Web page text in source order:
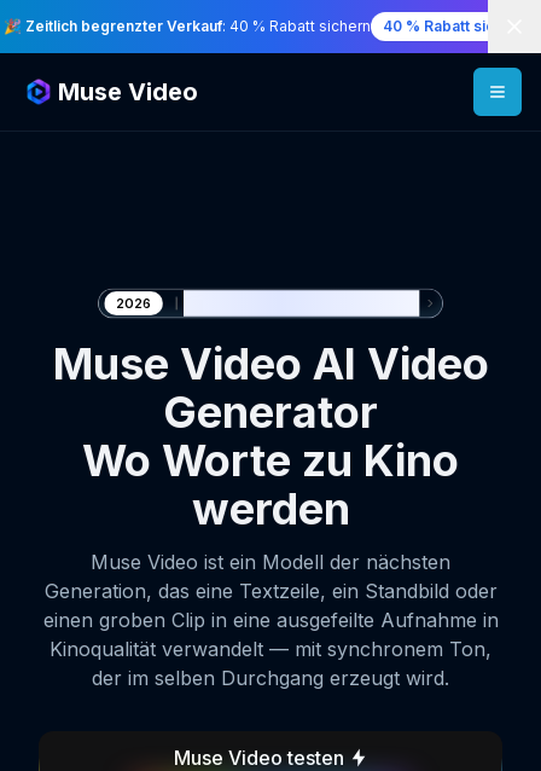
🎉 Zeitlich begrenzter Verkauf: 40 % Rabatt sichern 40 % Rabatt sichern
Muse Video
2026
Muse Video AI Video
Generator
Wo Worte zu Kino
werden
Muse Video ist ein Modell der nächsten
Generation, das eine Textzeile, ein Standbild oder
einen groben Clip in eine ausgefeilte Aufnahme in
Kinoqualität verwandelt — mit synchronem Ton,
der im selben Durchgang erzeugt wird.
Muse Video testen